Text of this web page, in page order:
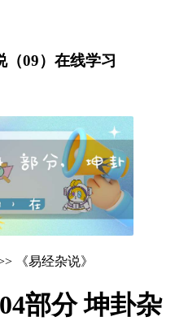
09）在线学习
《易经杂说》
部分 坤卦杂